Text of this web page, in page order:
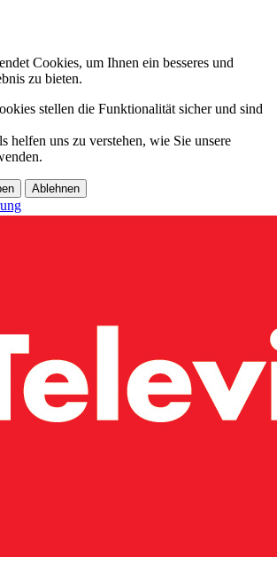
Cookies, um Ihnen ein besseres und
zu bieten.
stellen die Funktionalität sicher und sind
helfen uns zu verstehen, wie Sie unsere
Ablehnen